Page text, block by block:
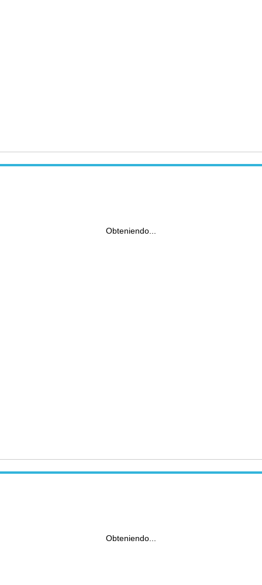
Obteniendo...
Obteniendo...